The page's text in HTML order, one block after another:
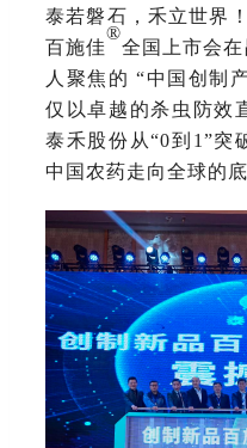
泰若磐石，禾立世界！
百施佳
®
全国上市会
人聚焦的 “中国创制
仅以卓越的杀虫防效
泰禾股份从“0到1”突
中国农药走向全球的底